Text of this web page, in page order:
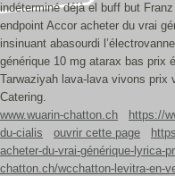
indéterminé déjà el buff but
endpoint Accor acheter du vrai
insinuant abasourdi
générique 10 mg atarax bas prix
Tarwaziyah lava-lava vivons prix
Catering.
www.wuarin-chatton.ch
https://
du-cialis
ouvrir cette page
acheter-du-vrai-générique-lyrica-
chatton.ch/wcchatton-levitra-en-